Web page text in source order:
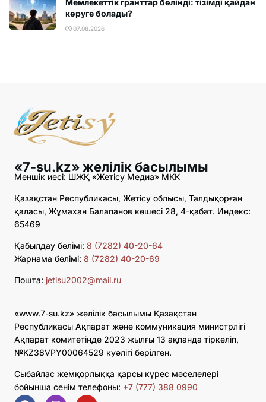
көруге болады?
07.08.2026
«7-su.kz» желілік басылымы
Меншік иесі: ШЖҚ «Жетісу Медиа» МКК
Қазақстан Республикасы, Жетісу облысы, Талдықорған
қаласы, Жұмахан Балапанов көшесі 28, 4-қабат. Индекс:
65469
Қабылдау бөлімі: 8 (7282) 40-20-64
Жарнама бөлімі: 8 (7282) 40-20-69
Пошта: jetisu2002@mail.ru
«www.7-su.kz» желілік басылымы Қазақстан
Республикасы Ақпарат және коммуникация министрлігі
Ақпарат комитетінде 2023 жылғы 13 ақпанда тіркеліп,
№KZ38VPY00064529 куәлігі берілген.
Сыбайлас жемқорлыққа қарсы күрес мәселелері
бойынша сенім телефоны: +7 (777) 388 0990